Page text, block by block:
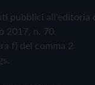
pubblici all'editoria
2017, n. 70.
f) del comma 2